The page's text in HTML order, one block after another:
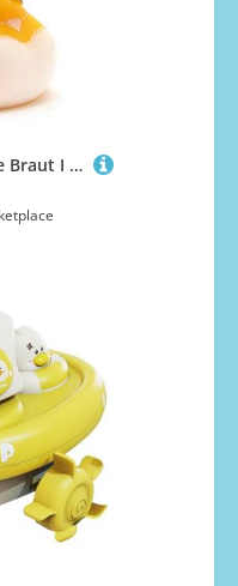
DUCKSHOP I Badeente Braut I Quietscheente I L: 7,5 cm - inkl. Badeenten-Schlüsselanhänger im ST